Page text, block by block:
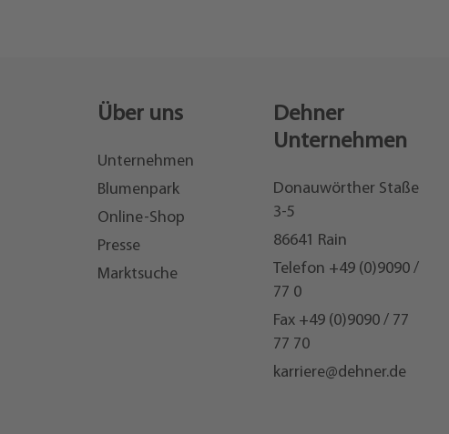
Über uns
Unternehmen
Blumenpark
Online-Shop
Presse
Marktsuche
Dehner
Unternehmen
Donauwörther Staße
3-5
86641 Rain
Telefon +49 (0)9090 /
77 0
Fax +49 (0)9090 / 77
77 70
karriere@dehner.de